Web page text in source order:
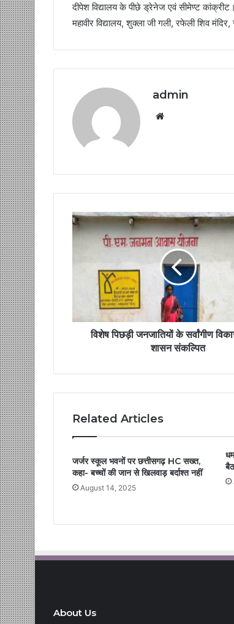
दीपेश विद्यालय के पीछे ड्रेनेज एवं सीमेण्ट कांक्रीट।
महावीर विद्यालय, शुक्ला जी गली, रफेली शिव
admin
विशेष पिछड़ी जनजातियों के सर्वांगीण
शासन संकल्पित
Related Articles
जर्जर स्कूल भवनों पर छत्तीसगढ़ HC सख्त,
कहा- बच्चों की जान से खिलवाड़ बर्दाश्त नहीं
August 14, 2025
About Us